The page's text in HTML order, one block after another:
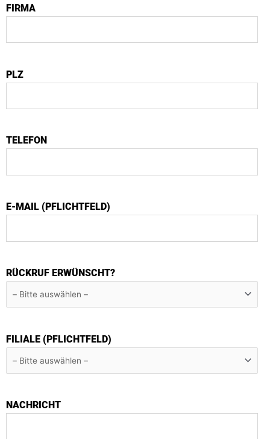
FIRMA
PLZ
TELEFON
E-MAIL (PFLICHTFELD)
RÜCKRUF ERWÜNSCHT?
FILIALE (PFLICHTFELD)
NACHRICHT